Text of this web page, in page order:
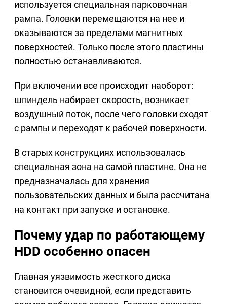
используется специальная парковочная
рампа. Головки перемещаются на нее и
оказываются за пределами магнитных
поверхностей. Только после этого пластины
полностью останавливаются.
При включении все происходит наоборот:
шпиндель набирает скорость, возникает
воздушный поток, после чего головки сходят
с рампы и переходят к рабочей поверхности.
В старых конструкциях использовалась
специальная зона на самой пластине. Она не
предназначалась для хранения
пользовательских данных и была рассчитана
на контакт при запуске и остановке.
Почему удар по работающему
HDD особенно опасен
Главная уязвимость жесткого диска
становится очевидной, если представить